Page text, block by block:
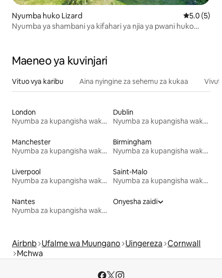
Nyumba huko Lizard Ukadiriaji
5.0 (5)
Nyumba ya shambani ya kifahari ya njia ya pwani huko
Maeneo ya kuvinjari
Vituo vya karibu Aina nyingine za sehemu za kukaa
London
Nyumba za kupangisha wakati wa likizo
Dublin
Nyumba za kupangisha wakati wa likizo
Manchester
Nyumba za kupangisha wakati wa likizo
Birmingham
Nyumba za kupangisha wakati wa likizo
Liverpool
Nyumba za kupangisha wakati wa likizo
Saint-Malo
Nyumba za kupangisha wakati wa likizo
Nantes
Nyumba za kupangisha wakati wa likizo
Onyesha zaidi
Airbnb Ufalme wa Muungano Uingereza Cornwall
Mchwa